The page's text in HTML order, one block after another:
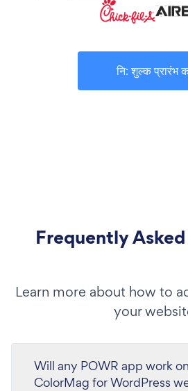
नि: शुल्क प्रारंभ
Frequently
Learn more about how to
your
Will any POWR app work
ColorMag for WordPress